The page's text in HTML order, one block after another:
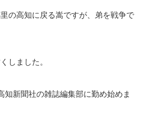
里の高知に戻る嵩ですが、弟を戦争で
しました。
知新聞社の雑誌編集部に勤め始めま